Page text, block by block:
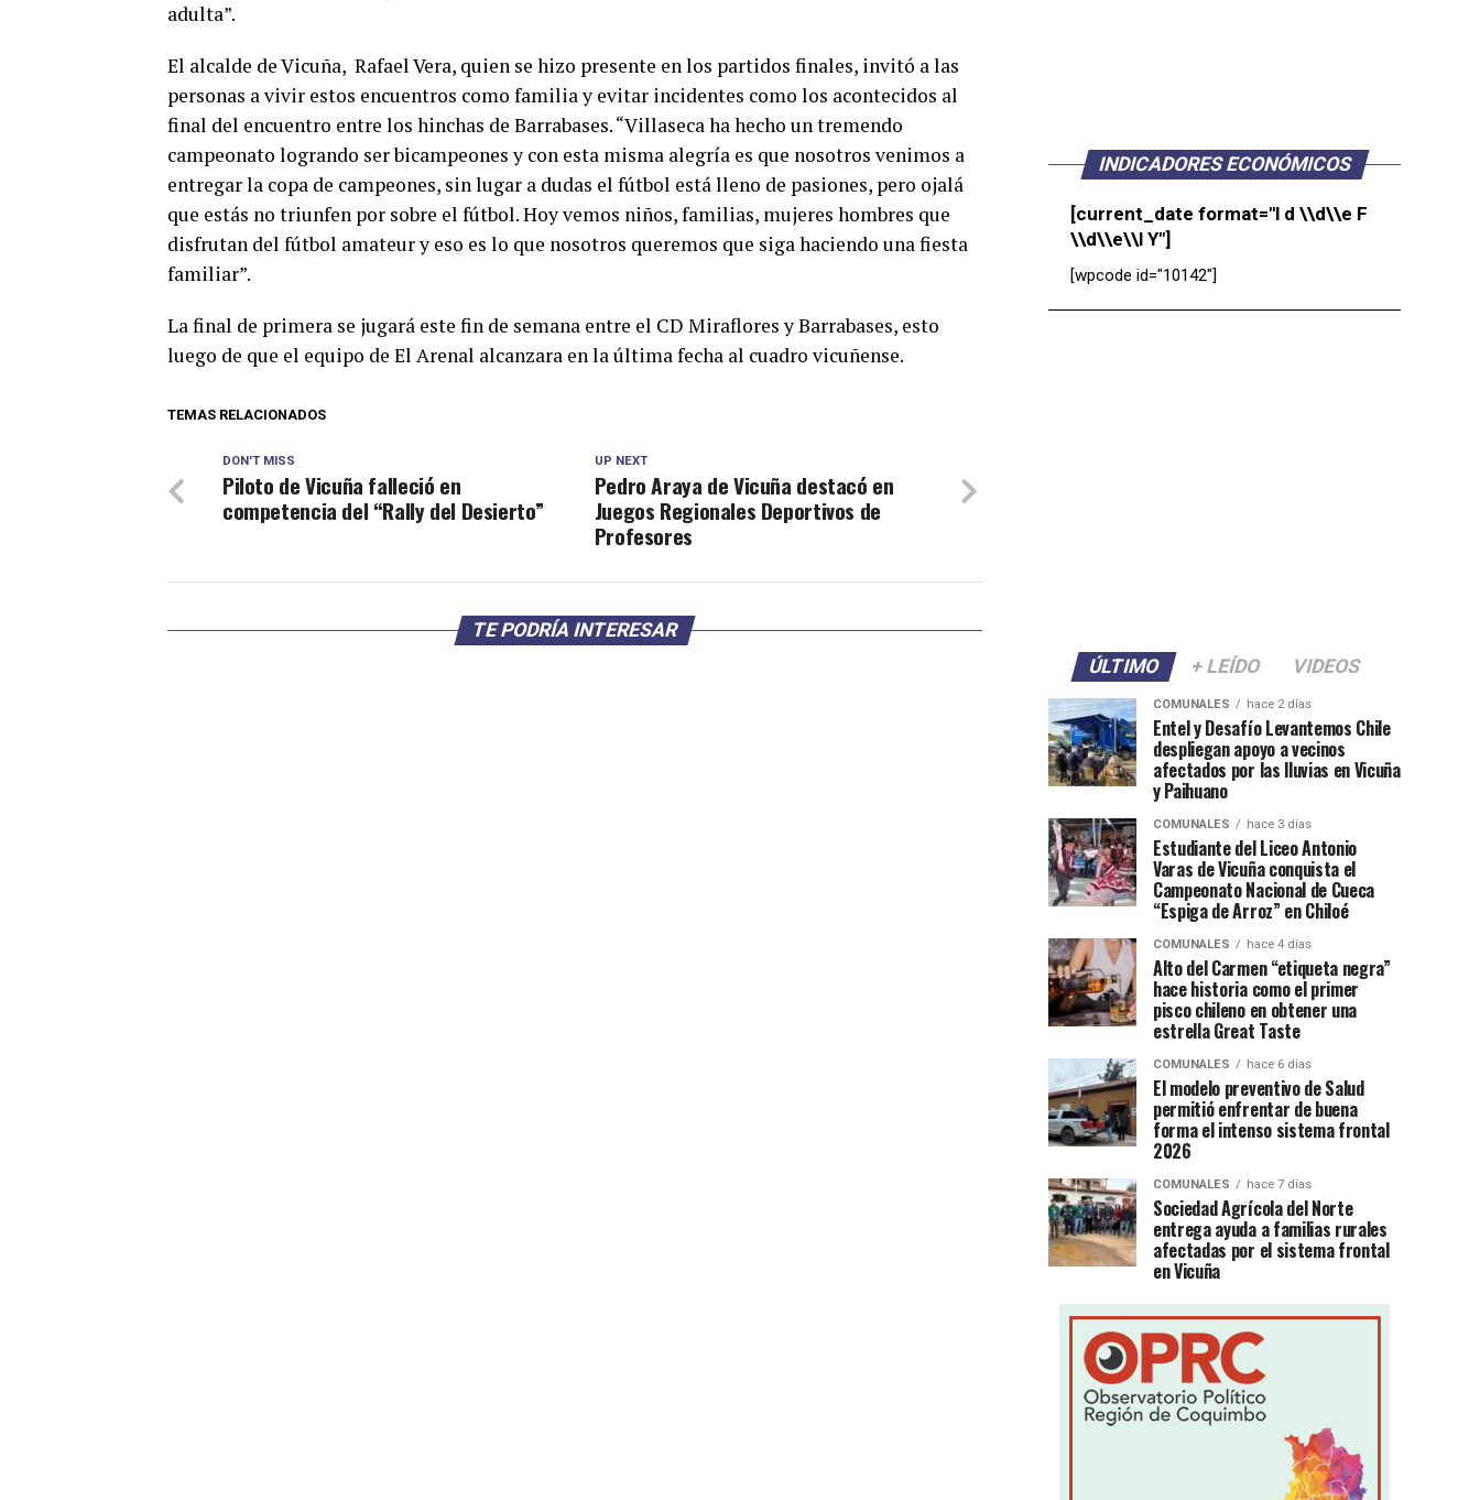
adulta”.
El alcalde de Vicuña, Rafael Vera, quien se hizo presente en los partidos finales, invitó a las
personas a vivir estos encuentros como familia y evitar incidentes como los acontecidos al
final del encuentro entre los hinchas de Barrabases. “Villaseca ha hecho un tremendo
campeonato logrando ser bicampeones y con esta misma alegría es que nosotros venimos a
entregar la copa de campeones, sin lugar a dudas el fútbol está lleno de pasiones, pero ojalá
que estás no triunfen por sobre el fútbol. Hoy vemos niños, familias, mujeres hombres que
disfrutan del fútbol amateur y eso es lo que nosotros queremos que siga haciendo una fiesta
familiar”.
La final de primera se jugará este fin de semana entre el CD Miraflores y Barrabases, esto
luego de que el equipo de El Arenal alcanzara en la última fecha al cuadro vicuñense.
TEMAS RELACIONADOS
UP NEXT
Pedro Araya de Vicuña destacó en
Juegos Regionales Deportivos de
Profesores
DON'T MISS
Piloto de Vicuña falleció en
competencia del “Rally del Desierto”
TE PODRÍA INTERESAR
INDICADORES ECONÓMICOS
[current_date format="l d \\d\\e F
\\d\\e\\l Y"]
[wpcode id="10142"]
ÚLTIMO + LEÍDO VIDEOS
COMUNALES hace 2 días
Entel y Desafío Levantemos Chile
despliegan apoyo a vecinos
afectados por las lluvias en Vicuña
y Paihuano
COMUNALES hace 3 días
Estudiante del Liceo Antonio
Varas de Vicuña conquista el
Campeonato Nacional de Cueca
“Espiga de Arroz” en Chiloé
COMUNALES hace 4 días
Alto del Carmen “etiqueta negra”
hace historia como el primer
pisco chileno en obtener una
estrella Great Taste
COMUNALES hace 6 días
El modelo preventivo de Salud
permitió enfrentar de buena
forma el intenso sistema frontal
2026
COMUNALES hace 7 días
Sociedad Agrícola del Norte
entrega ayuda a familias rurales
afectadas por el sistema frontal
en Vicuña